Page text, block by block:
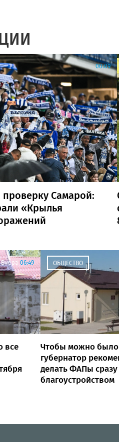
00:09
Самарой:
«Крылья
Вчера 06:49
все
ОБЩЕСТВО
Чтобы можно было
губернатор
делать ФАПы сразу
благоустройством